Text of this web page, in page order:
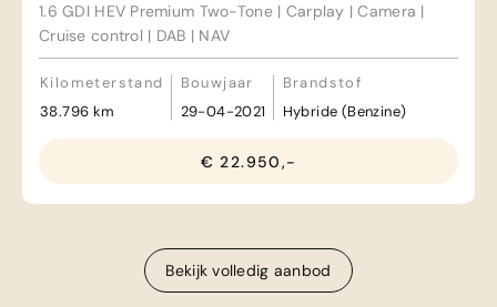
1.6 GDI HEV Premium Two-Tone | Carplay | Camera |
Cruise control | DAB | NAV
Kilometerstand
38.796 km
Bouwjaar
29-04-2021
Brandstof
Hybride (Benzine)
€ 22.950,-
Bekijk volledig aanbod